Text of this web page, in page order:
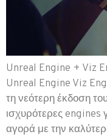
Unreal Engine + Viz
Unreal Engine Viz
τη νεότερη έκδοση
ισχυρότερες engines
αγορά με την